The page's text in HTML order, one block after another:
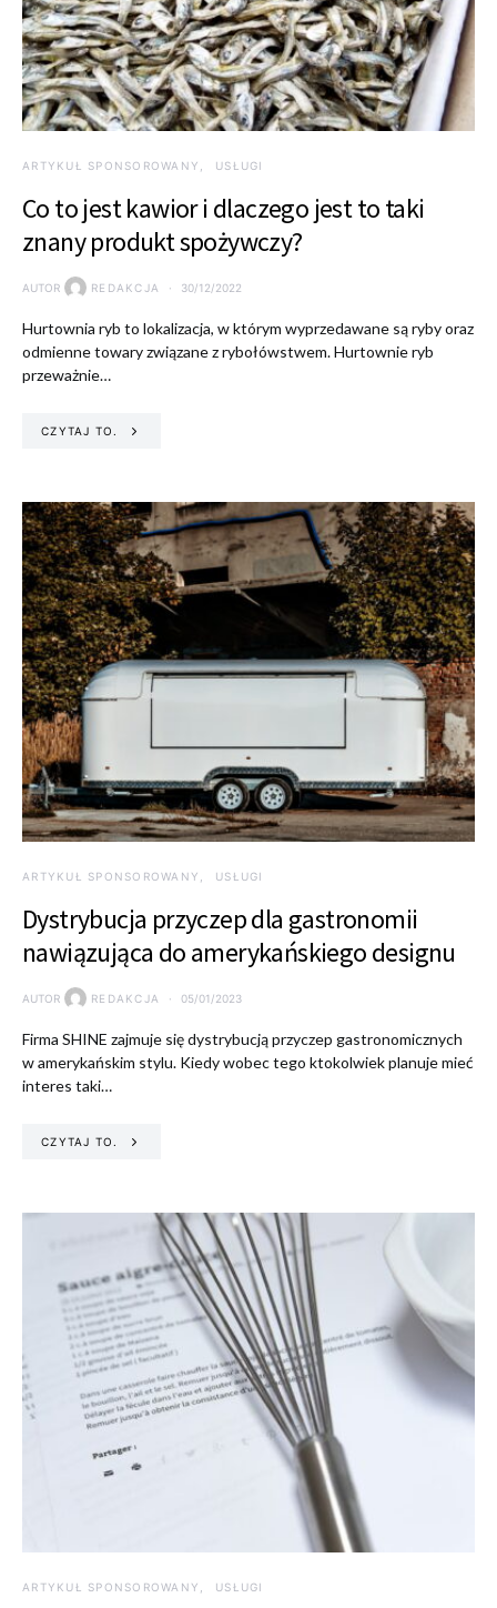
ARTYKUŁ SPONSOROWANY USŁUGI
Co to jest kawior i dlaczego jest to taki
znany produkt spożywczy?
AUTOR REDAKCJA 30/12/2022
Hurtownia ryb to lokalizacja, w którym wyprzedawane są ryby oraz
odmienne towary związane z rybołówstwem. Hurtownie ryb
przeważnie…
CZYTAJ TO.
ARTYKUŁ SPONSOROWANY USŁUGI
Dystrybucja przyczep dla gastronomii
nawiązująca do amerykańskiego designu
AUTOR REDAKCJA 05/01/2023
Firma SHINE zajmuje się dystrybucją przyczep gastronomicznych
w amerykańskim stylu. Kiedy wobec tego ktokolwiek planuje mieć
interes taki…
CZYTAJ TO.
ARTYKUŁ SPONSOROWANY USŁUGI